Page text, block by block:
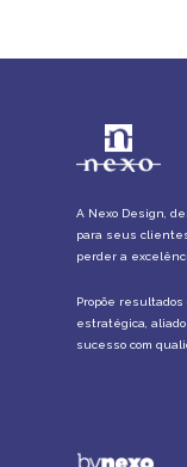
A Nexo Design,
para seus
perder a
Propõe resultados
estratégica,
sucesso com